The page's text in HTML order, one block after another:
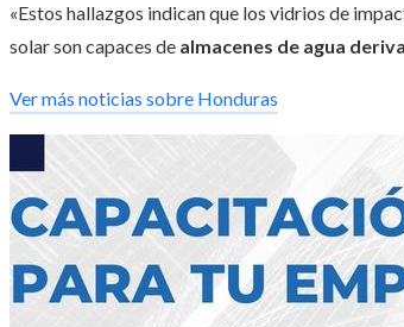
«Estos hallazgos indican que los vidrios de
solar son capaces de almacenes de agua
Ver más noticias sobre Honduras